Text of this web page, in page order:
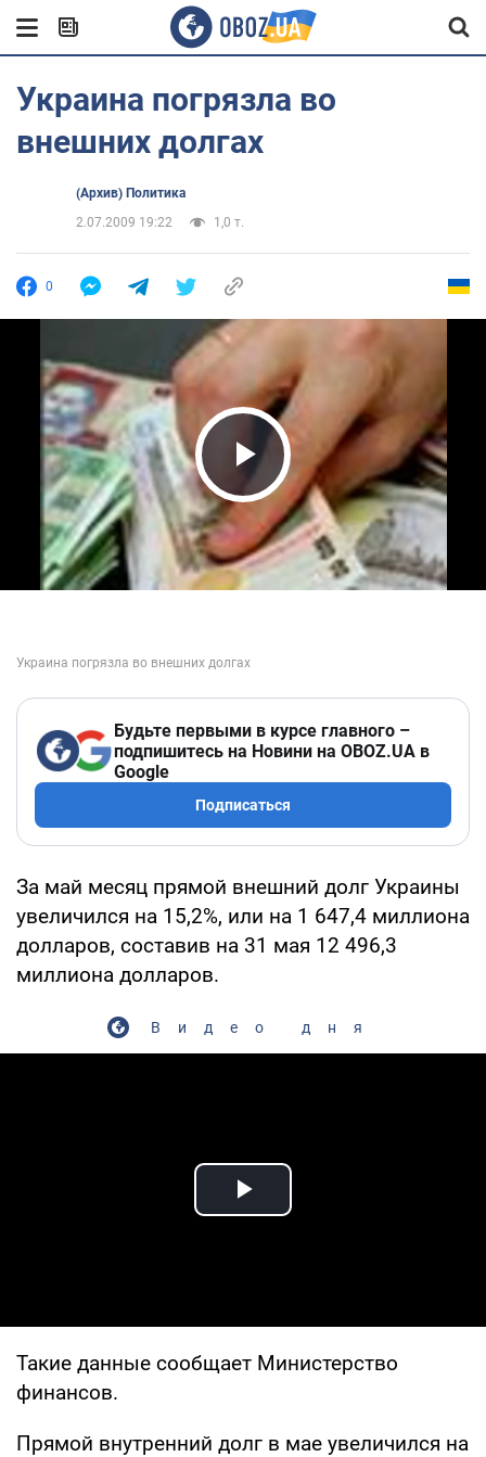
Украина погрязла во
внешних долгах
(Архив) Политика
2.07.2009 19:22
1,0 т.
0
Play Video
Будьте первыми в курсе главного –
подпишитесь на Новини на OBOZ.UA в
Google
Подписаться
За май месяц прямой внешний долг Украины
увеличился на 15,2%, или на 1 647,4 миллиона
долларов, составив на 31 мая 12 496,3
миллиона долларов.
Видео дня
Play Video
Такие данные сообщает Министерство
финансов.
Прямой внутренний долг в мае увеличился на